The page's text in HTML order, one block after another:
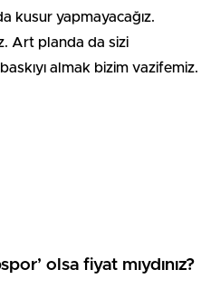
kusur yapmayacağız.
Art planda da sizi
almak bizim vazifemiz.
olsa fiyat mıydınız?